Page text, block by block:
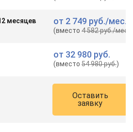
месяцев от 2 749 руб./мес.
(вместо4 582 руб./мес.
от 32 980 руб.
(вместо54 980 руб.)
Оставить
заявку